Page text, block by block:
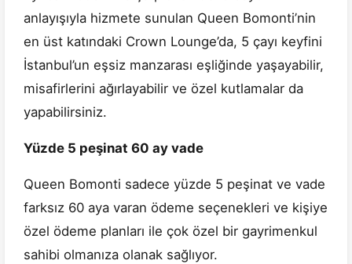
anlayışıyla hizmete sunulan Queen Bomonti’nin
en üst katındaki Crown Lounge’da, 5 çayı keyfini
İstanbul’un eşsiz manzarası eşliğinde yaşayabilir,
misafirlerini ağırlayabilir ve özel kutlamalar da
yapabilirsiniz.
Yüzde 5 peşinat 60 ay vade
Queen Bomonti sadece yüzde 5 peşinat ve vade
farksız 60 aya varan ödeme seçenekleri ve kişiye
özel ödeme planları ile çok özel bir gayrimenkul
sahibi olmanıza olanak sağlıyor.